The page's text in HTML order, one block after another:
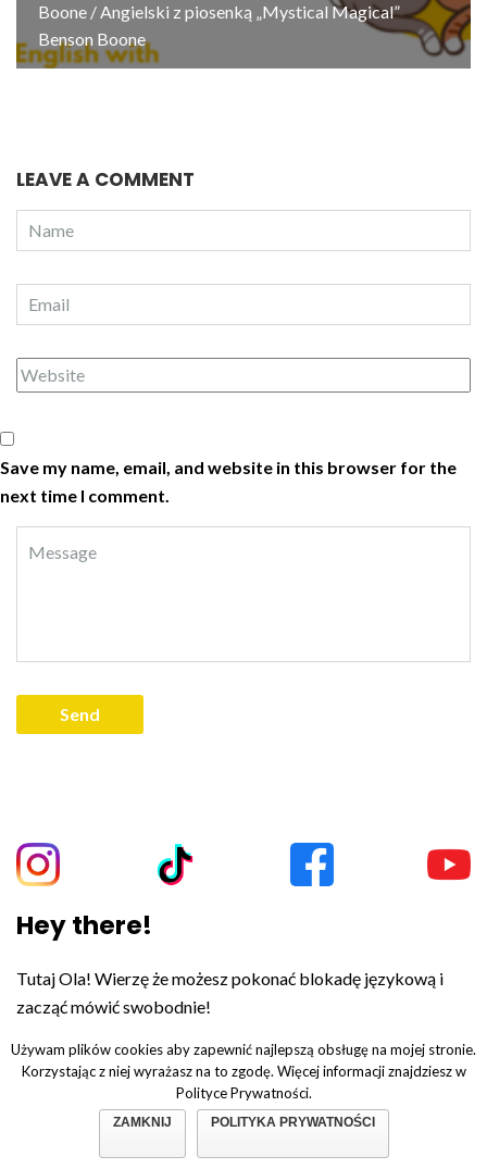
Boone / Angielski z piosenką „Mystical Magical”
Benson Boone
LEAVE A COMMENT
Save my name, email, and website in this browser for the
next time I comment.
Hey there!
Tutaj Ola! Wierzę że możesz pokonać blokadę językową i
zacząć mówić swobodnie!
© Copyright 2019. All Rights Reserved.Polityka prywatności.
Regulamin
Używam plików cookies aby zapewnić najlepszą obsługę na mojej stronie.
Korzystając z niej wyrażasz na to zgodę. Więcej informacji znajdziesz w
Polityce Prywatności.
ZAMKNIJ POLITYKA PRYWATNOŚCI